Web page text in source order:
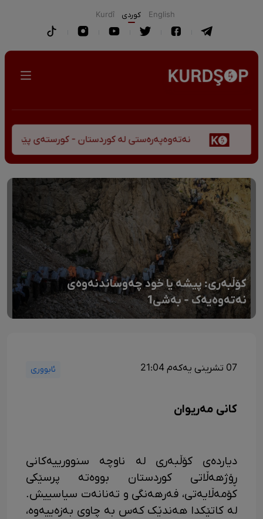
English كوردی Kurdî
نەتەوەپەرەستی لە کوردستان - کورستەی پێشڤەچوونی
کۆڵبەری: پیشە یا خود چەوساندنەوەی
نەتەوەیەک - بەشی1
07 تشرینی یەکەم 21:04 ئابووری
کانی مەریوان
دیاردەی کۆڵبەری لە ناوچە سنوورییەکانی
ڕۆژهەڵاتی کوردستان بووەتە پرسێکی
کۆمەڵایەتی، فەرهەنگی و تەنانەت سیاسییش.
لە کاتێکدا هەندێک کەس بە چاوی بەزەییەوە،